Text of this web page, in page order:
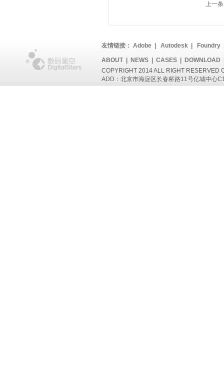
上一
友情链接： Adobe Autodesk Foundry
ABOUT| NEWS CASES DOWNLOAD
COPYRIGHT 2014 ALL RIGHT RESERVED
ADD：北京市海淀区长春桥路11号亿城中